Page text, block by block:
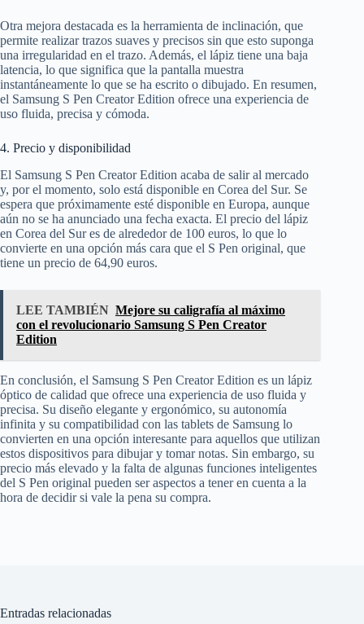
Otra mejora destacada es la herramienta de inclinación, que
permite realizar trazos suaves y precisos sin que esto suponga
una irregularidad en el trazo. Además, el lápiz tiene una baja
latencia, lo que significa que la pantalla muestra
instantáneamente lo que se ha escrito o dibujado. En resumen,
el Samsung S Pen Creator Edition ofrece una experiencia de
uso fluida, precisa y cómoda.
4. Precio y disponibilidad
El Samsung S Pen Creator Edition acaba de salir al mercado
y, por el momento, solo está disponible en Corea del Sur. Se
espera que próximamente esté disponible en Europa, aunque
aún no se ha anunciado una fecha exacta. El precio del lápiz
en Corea del Sur es de alrededor de 100 euros, lo que lo
convierte en una opción más cara que el S Pen original, que
tiene un precio de 64,90 euros.
LEE TAMBIÉN Mejore su caligrafía al máximo
con el revolucionario Samsung S Pen Creator
Edition
En conclusión, el Samsung S Pen Creator Edition es un lápiz
óptico de calidad que ofrece una experiencia de uso fluida y
precisa. Su diseño elegante y ergonómico, su autonomía
infinita y su compatibilidad con las tablets de Samsung lo
convierten en una opción interesante para aquellos que utilizan
estos dispositivos para dibujar y tomar notas. Sin embargo, su
precio más elevado y la falta de algunas funciones inteligentes
del S Pen original pueden ser aspectos a tener en cuenta a la
hora de decidir si vale la pena su compra.
Entradas relacionadas